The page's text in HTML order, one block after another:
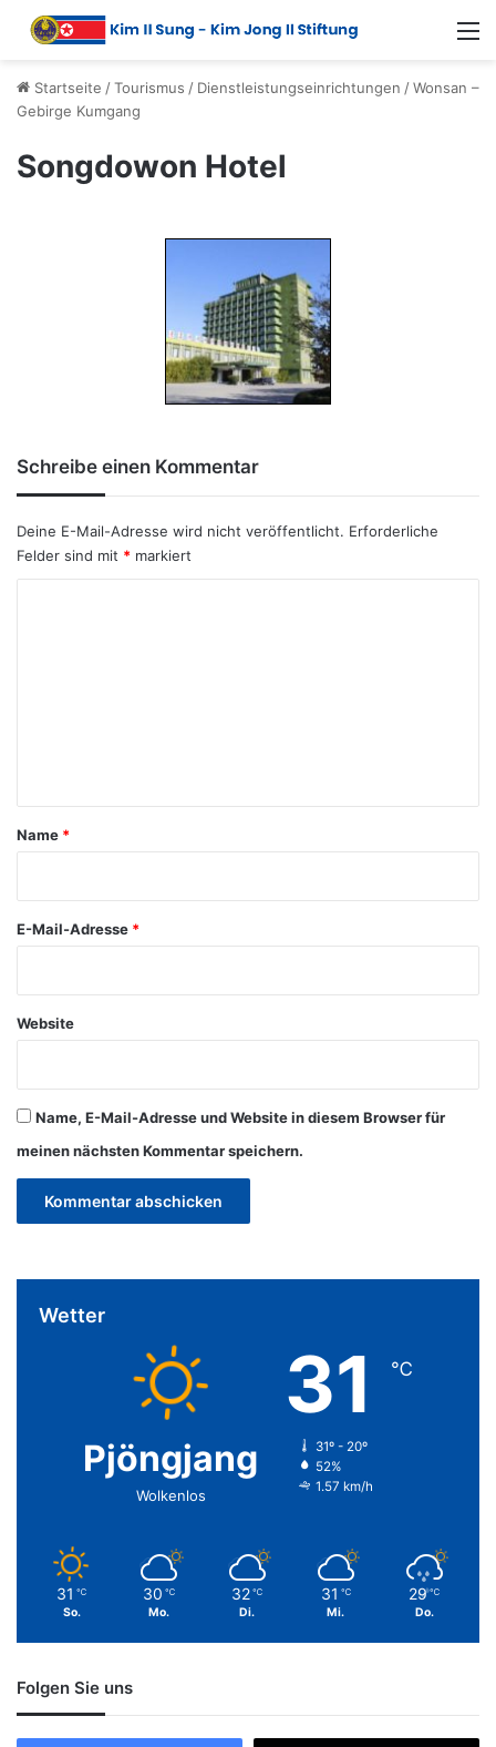
Startseite /Tourismus / Dienstleistungseinrichtungen /Wonsan –
Gebirge Kumgang
Songdowon Hotel
Schreibe einen Kommentar
Deine E-Mail-Adresse wird nicht veröffentlicht. Erforderliche
Felder sind mit * markiert
a
Name *
E-Mail-Adresse *
Website
Name, E-Mail-Adresse und Website in diesem Browser für
meinen nächsten Kommentar speichern.
Wetter
Pjöngjang
Wolkenlos
31 ℃
31º - 20º
52%
1.57 km/h
31 ℃
So.
30 ℃
Mo.
32 ℃
Di.
31 ℃
Mi.
29 ℃
Do.
Folgen Sie uns